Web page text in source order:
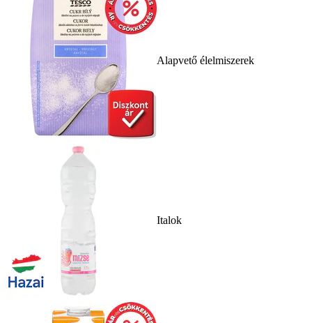
Alapvető élelmiszerek
Italok